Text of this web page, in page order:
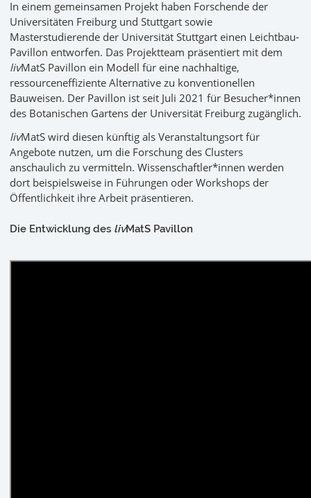
In einem gemeinsamen Projekt haben Forschende der
Universitäten Freiburg und Stuttgart sowie
Masterstudierende der Universität Stuttgart einen Leichtbau-
Pavillon entworfen. Das Projektteam präsentiert mit dem
livMatS Pavillon ein Modell für eine nachhaltige,
ressourceneffiziente Alternative zu konventionellen
Bauweisen. Der Pavillon ist seit Juli 2021 für Besucher*innen
des Botanischen Gartens der Universität Freiburg zugänglich.
livMatS wird diesen künftig als Veranstaltungsort für
Angebote nutzen, um die Forschung des Clusters
anschaulich zu vermitteln. Wissenschaftler*innen werden
dort beispielsweise in Führungen oder Workshops der
Öffentlichkeit ihre Arbeit präsentieren.
Die Entwicklung des livMatS Pavillon